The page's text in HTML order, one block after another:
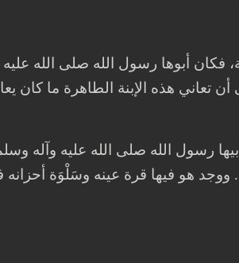
فكان أبوها رسول الله صلى الله عليه
تعاني هذه الإبنة الطاهرة ما كان
رسول الله صلى الله عليه وآله
هو فيها قرة عينه وسَلْوَة أحزانه